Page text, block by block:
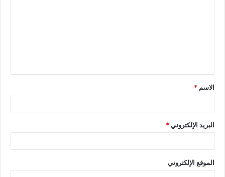
الاسم *
البريد الإلكتروني*
الموقع الإلكتروني